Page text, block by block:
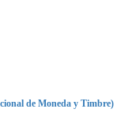
de Moneda y Timbre)